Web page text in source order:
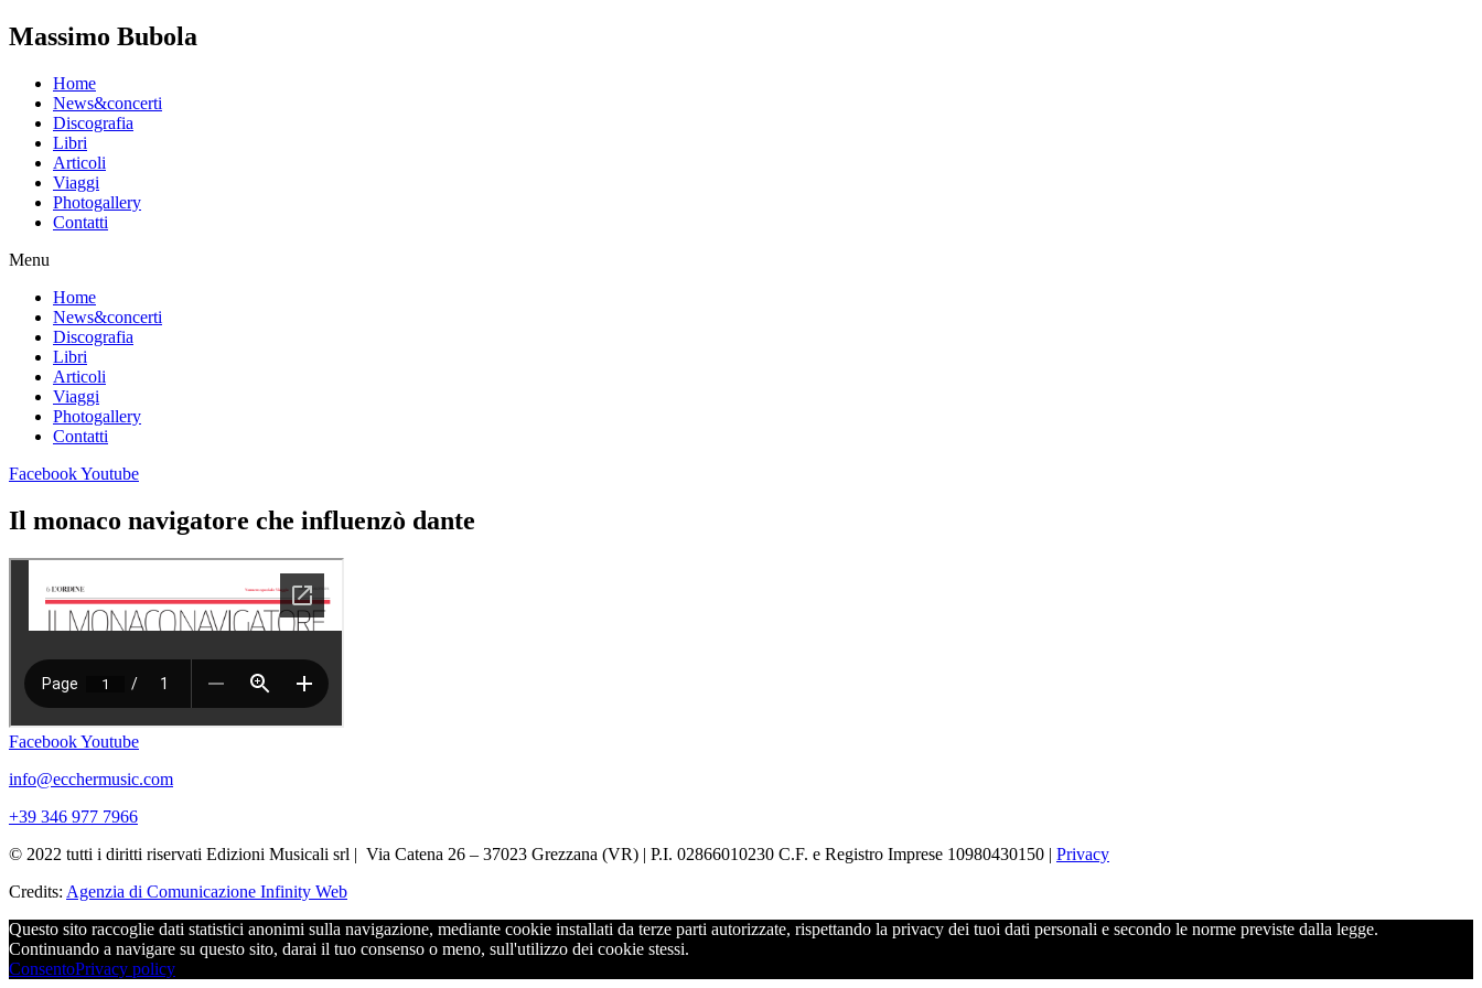
Massimo Bubola
Home
News&concerti
Discografia
Libri
Articoli
Viaggi
Photogallery
Contatti
Menu
Home
News&concerti
Discografia
Libri
Articoli
Viaggi
Photogallery
Contatti
FacebookYoutube
Il monaco navigatore che influenzò dante
FacebookYoutube
info@ecchermusic.com
+39 346 977 7966
© 2022 tutti i diritti riservati Edizioni Musicali srl | Via Catena 26 – 37023 Grezzana (VR) | P.I. 02866010230 C.F. e Registro Imprese 10980430150 | Privacy
Credits: Agenzia di Comunicazione Infinity Web
Questo sito raccoglie dati statistici anonimi sulla navigazione, mediante cookie installati da terze parti autorizzate, rispettando la privacy dei tuoi dati personali e secondo le norme previste dalla legge.
Continuando a navigare su questo sito, darai il tuo consenso o meno, sull'utilizzo dei cookie stessi.
ConsentoPrivacy policy